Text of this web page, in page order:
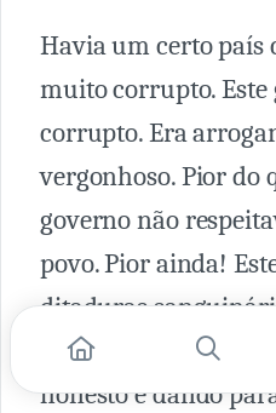
Havia um certo país
muito corrupto. Este
corrupto. Era
vergonhoso. Pior do
governo não
povo. Pior ainda!
ditaduras
do seu povo que era
honesto e dando